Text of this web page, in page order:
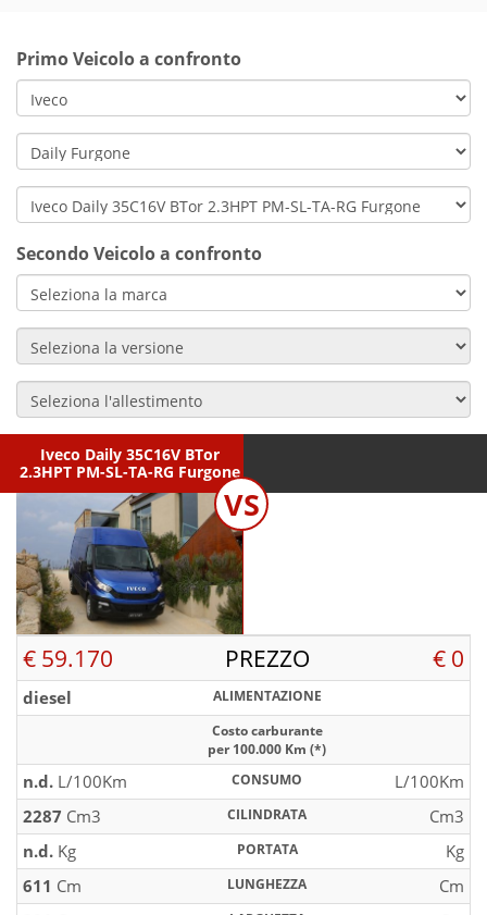
Primo Veicolo a confronto
Secondo Veicolo a confronto
Iveco Daily 35C16V BTor
2.3HPT PM-SL-TA-RG Furgone
VS
€ 59.170 PREZZO € 0
diesel
ALIMENTAZIONE
Costo carburante
per 100.000 Km (*)
n.d. L/100Km CONSUMO
L/100Km
2287 Cm3 CILINDRATA
Cm3
n.d. Kg PORTATA
Kg
611 Cm LUNGHEZZA
Cm